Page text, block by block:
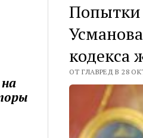
Попытки
кодекса
ОТ ГЛАВРЕД В 28